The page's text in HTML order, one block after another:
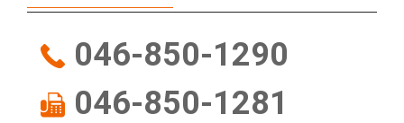
046-850-1290
046-850-1281